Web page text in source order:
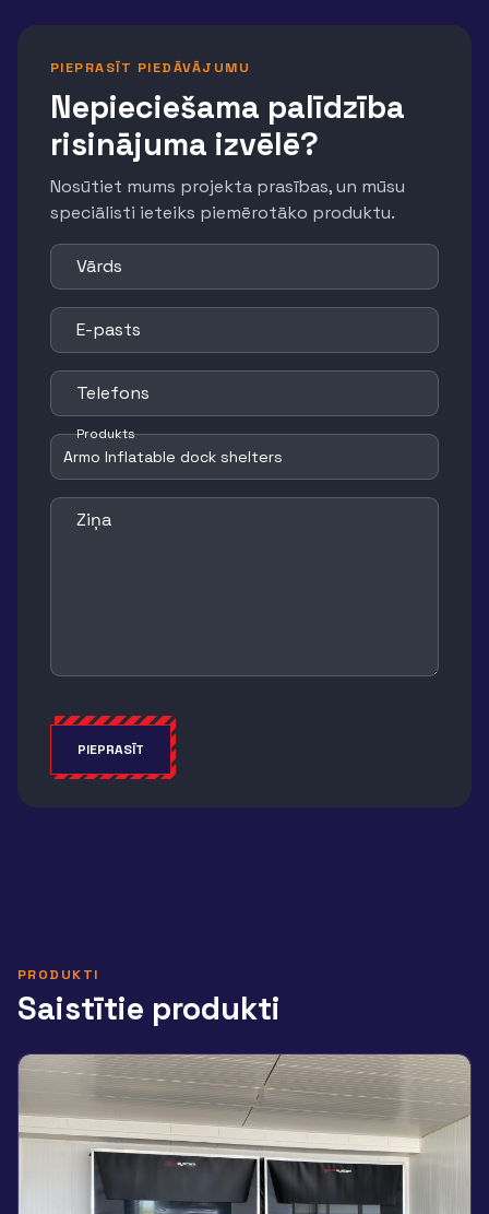
PIEPRASĪT PIEDĀVĀJUMU
Nepieciešama palīdzība
risinājuma izvēlē?
Nosūtiet mums projekta prasības, un mūsu
speciālisti ieteiks piemērotāko produktu.
Vārds
E-pasts
Telefons
Produkts
Ziņa
PIEPRASĪT
PRODUKTI
Saistītie produkti